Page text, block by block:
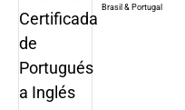
Brasil & Portugal